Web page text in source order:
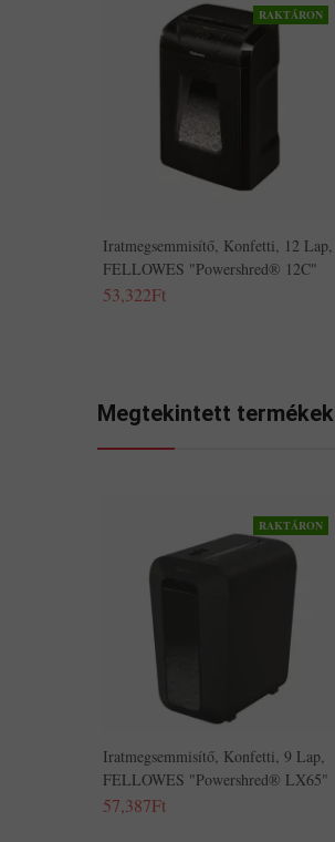
RAKTÁRON
Iratmegsemmisítő, Konfetti, 12 Lap,
FELLOWES "Powershred® 12C"
53,322Ft
Megtekintett termékek
RAKTÁRON
Iratmegsemmisítő, Konfetti, 9 Lap,
FELLOWES "Powershred® LX65"
57,387Ft